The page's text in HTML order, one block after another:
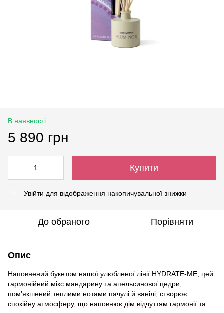
В наявності
5 890 грн
Купити
Увійти для відображення накопичувальної знижки
До обраного Порівняти
Опис
Наповнений букетом нашої улюбленої лінії HYDRATE-ME, цей
гармонійний мікс мандарину та апельсинової цедри,
пом’якшений теплими нотами пачулі й ванілі, створює
спокійну атмосферу, що наповнює дім відчуттям гармонії та